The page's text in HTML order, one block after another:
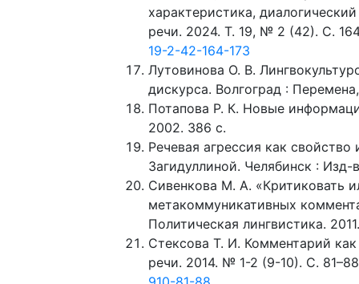
характеристика,
речи. 2024. Т. 19, № 2 (42). С.
19-2-42-164-173
Лутовинова О. В.
дискурса. Волгоград :
Потапова Р. К. Новые
2002. 386 с.
Речевая агрессия как
Загидуллиной. Челябинск : Изд-
Сивенкова М. А. «Критиковать
метакоммуникативных
Политическая лингвистика.
Стексова Т. И. Комментарий
речи. 2014. № 1-2 (9-10). С.